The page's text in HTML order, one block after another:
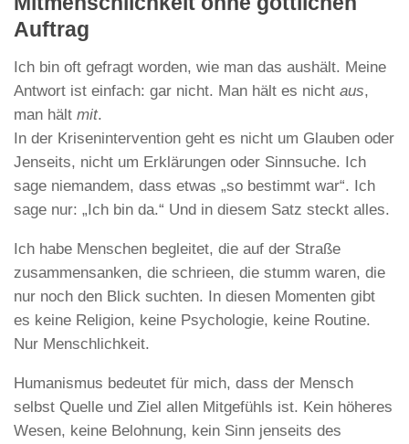
Auftrag
Ich bin oft gefragt worden, wie man das aushält. Meine
Antwort ist einfach: gar nicht. Man hält es nicht aus,
man hält mit.
In der Krisenintervention geht es nicht um Glauben oder
Jenseits, nicht um Erklärungen oder Sinnsuche. Ich
sage niemandem, dass etwas „so bestimmt war“. Ich
sage nur: „Ich bin da.“ Und in diesem Satz steckt alles.
Ich habe Menschen begleitet, die auf der Straße
zusammensanken, die schrieen, die stumm waren, die
nur noch den Blick suchten. In diesen Momenten gibt
es keine Religion, keine Psychologie, keine Routine.
Nur Menschlichkeit.
Humanismus bedeutet für mich, dass der Mensch
selbst Quelle und Ziel allen Mitgefühls ist. Kein höheres
Wesen, keine Belohnung, kein Sinn jenseits des